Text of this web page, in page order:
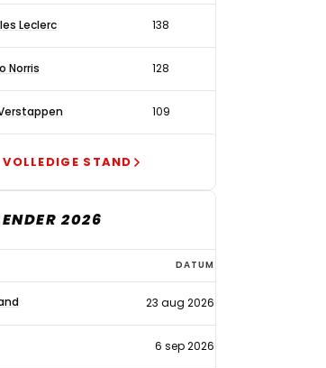
Leclerc 138
Norris 128
109
VOLLEDIGE STAND
2026
DATUM
23 aug 2026
6 sep 2026